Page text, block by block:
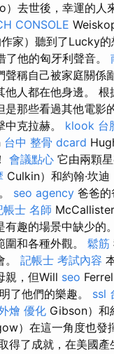
）去世後，幸運的人
CONSOLE
家）聽到了Lucky的
他的匈牙利聲音。
聲稱自己被家庭關係
他人都在他身邊。 根
是那些看過其他電影
克拉赫。 klook 台
台中 整骨 dcard
會議點心 它由兩顆
Culkin）和約翰·坎
seo agency 爸爸的
帳士 名師
有趣的場景中缺少的
和各種外觀。 鬆筋
。 記帳士 考試內容
親，但Will seo
了他們的樂趣。 ssl
燴 優化 Gibson）和
）在這一角度也發
得了成就，在美國